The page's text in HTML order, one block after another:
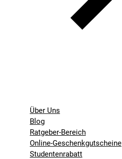
Über Uns
Blog
Ratgeber-Bereich
Online-Geschenkgutscheine
Studentenrabatt